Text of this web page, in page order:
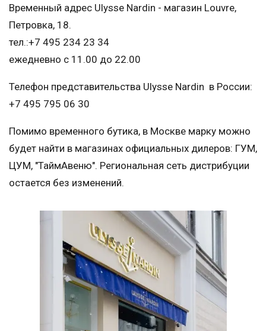
Временный адрес Ulysse Nardin - магазин Louvre,
Петровка, 18.
тел.:+7 495 234 23 34
ежедневно с 11.00 до 22.00
Телефон представительства Ulysse Nardin в России:
+7 495 795 06 30
Помимо временного бутика, в Москве марку можно
будет найти в магазинах официальных дилеров: ГУМ,
ЦУМ, "ТаймАвеню". Региональная сеть дистрибуции
остается без изменений.